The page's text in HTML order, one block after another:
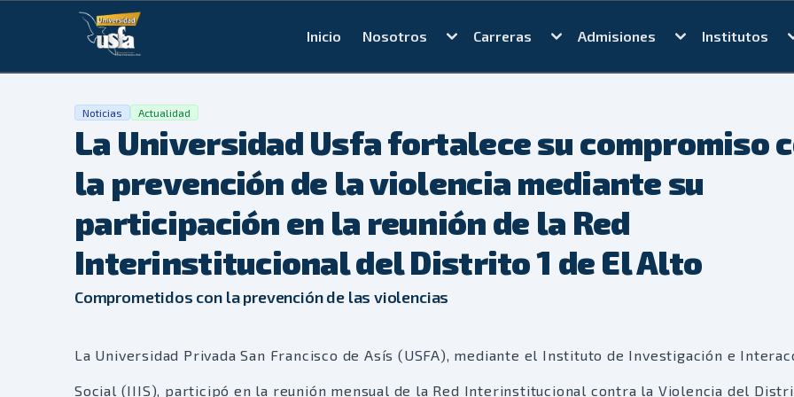
Inicio Nosotros Carreras Admisiones Institutos
Noticias Actualidad
La Universidad Usfa fortalece su compromiso
la prevención de la violencia mediante su
participación en la reunión de la Red
Interinstitucional del Distrito 1 de El Alto
Comprometidos con la prevención de las violencias
La Universidad Privada San Francisco de Asís (USFA), mediante el Instituto de Investigación e
Social (IIIS), participó en la reunión mensual de la Red Interinstitucional contra la Violencia del